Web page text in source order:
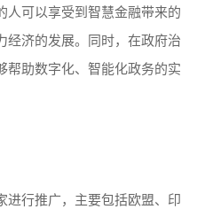
人可以享受到智慧金融带来的
经济的发展。同时，在政府治
帮助数字化、智能化政务的实
进行推广，主要包括欧盟、印